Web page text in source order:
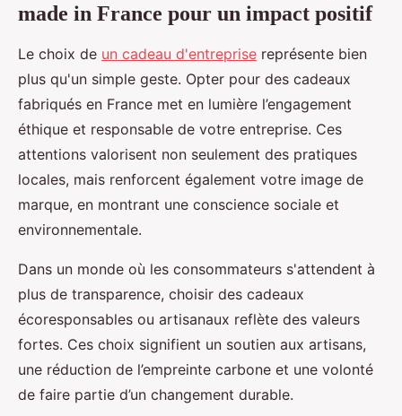
made in France pour un impact positif
Le choix de un cadeau d'entreprise représente bien
plus qu'un simple geste. Opter pour des cadeaux
fabriqués en France met en lumière l’engagement
éthique et responsable de votre entreprise. Ces
attentions valorisent non seulement des pratiques
locales, mais renforcent également votre image de
marque, en montrant une conscience sociale et
environnementale.
Dans un monde où les consommateurs s'attendent à
plus de transparence, choisir des cadeaux
écoresponsables ou artisanaux reflète des valeurs
fortes. Ces choix signifient un soutien aux artisans,
une réduction de l’empreinte carbone et une volonté
de faire partie d’un changement durable.